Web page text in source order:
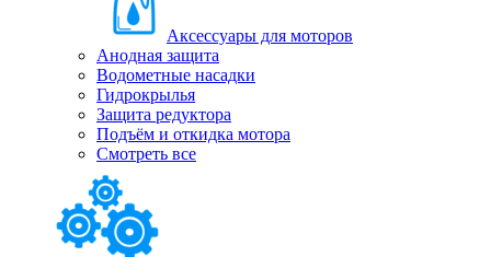
Аксессуары для моторов
Анодная защита
Водометные насадки
Гидрокрылья
Защита редуктора
Подъём и откидка мотора
Смотреть все